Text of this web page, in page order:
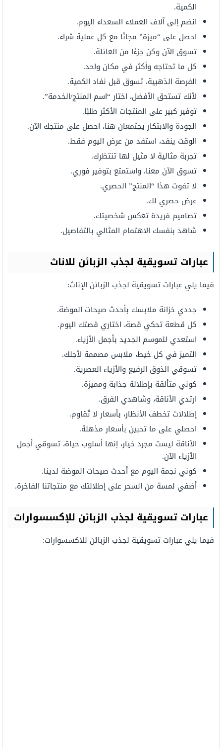
الكمية.
انضم إلى آلاف العملاء السعداء اليوم.
احصل على “ميزة” مجانًا مع كل عملية شراء.
تسوق الآن وكن جزءًا من العائلة.
كل ما تحتاجه وأكثر في مكان واحد.
الفرصة الذهبية، تسوق قبل نفاد الكمية.
لأنك تستحق الأفضل، اختار “اسم المنتج/الخدمة”.
توفير كبير على المنتجات الأكثر طلبًا.
الجودة والابتكار يجتمعان هنا، احصل على منتجك الآن.
الوقت ينفد، استفد من عرض اليوم فقط.
تجربة مثالية لا مثيل لها تنتظرك.
تسوق الآن معنا، واستمتع بتوفير فوري.
لا تفوت هذا “المنتج” الحصري.
عرض حصري لك.
تصاميم فريدة تعكس شخصيتك.
شاهد بنفسك الاهتمام المثالي بالتفاصيل.
عبارات تسويقية لجذب الزبائن للاناث
فيما يلي عبارات تسويقية لجذب الزبائن الإناث:
جددي خزانة ملابسك بأحدث صيحات الموضة.
كل قطعة تحكي قصة، اختاري قصتك اليوم.
استعدي للموسم الجديد بأجمل الأزياء.
التميز في كل خيط، ملابس مصممة لأجلك.
تسوقي الذوق الرفيع والأزياء العصرية.
كوني متألقة بإطلالة جذابة ومميزة.
ارتدي الأناقة، وشاهدي الفرق.
إطلالات تخطف الأنظار، بأسعار لا تُقاوم.
احصلي على ما تحبين بأسعار مذهلة.
الأناقة ليست مجرد خيار، إنها أسلوب حياة، تسوقي أجمل
الأزياء الآن.
كوني نجمة اليوم مع أحدث صيحات الموضة لدينا.
أضفي لمسة من السحر على إطلالتك مع منتجاتنا الفاخرة.
عبارات تسويقية لجذب الزبائن للإكسسوارات
فيما يلي عبارات تسويقية لجذب الزبائن للاكسسوارات: